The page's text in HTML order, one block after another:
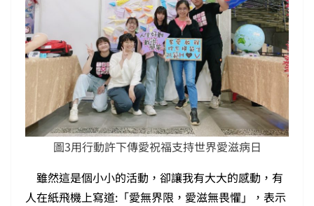
圖3用行動許下傳愛祝福支持世界愛滋病日
雖然這是個小小的活動，卻讓我有大大的感動，有
人在紙飛機上寫道:「愛無界限，愛滋無畏懼」，表示